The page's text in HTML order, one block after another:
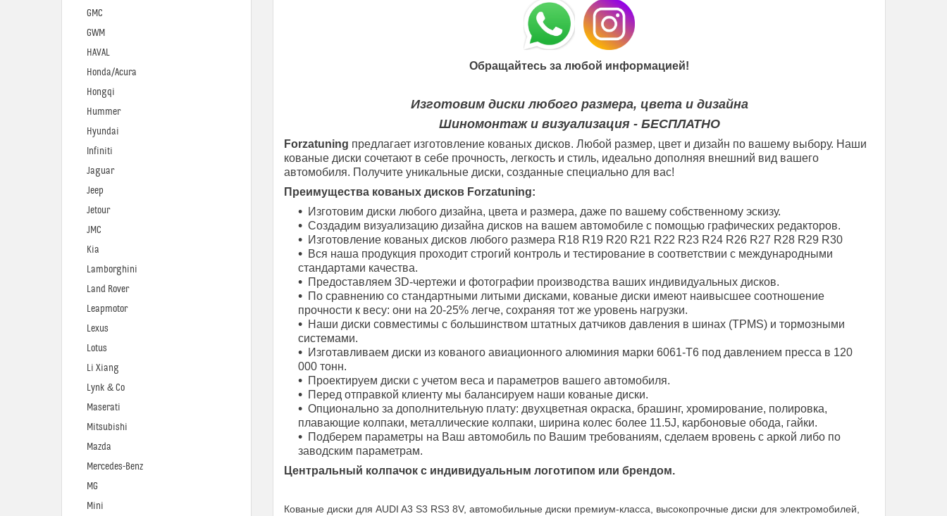
Обращайтесь за любой информацией!
Изготовим диски любого размера, цвета и дизайна
Шиномонтаж и визуализация - БЕСПЛАТНО
Forzatuning предлагает изготовление кованых дисков. Любой размер, цвет и дизайн по вашему выбору. Наши
кованые диски сочетают в себе прочность, легкость и стиль, идеально дополняя внешний вид вашего
автомобиля. Получите уникальные диски, созданные специально для вас!
Преимущества кованых дисков Forzatuning:
Изготовим диски любого дизайна, цвета и размера, даже по вашему собственному эскизу.
Создадим визуализацию дизайна дисков на вашем автомобиле с помощью графических редакторов.
Изготовление кованых дисков любого размера R18 R19 R20 R21 R22 R23 R24 R26 R27 R28 R29 R30
Вся наша продукция проходит строгий контроль и тестирование в соответствии с международными
стандартами качества.
Предоставляем 3D-чертежи и фотографии производства ваших индивидуальных дисков.
По сравнению со стандартными литыми дисками, кованые диски имеют наивысшее соотношение
прочности к весу: они на 20-25% легче, сохраняя тот же уровень нагрузки.
Наши диски совместимы с большинством штатных датчиков давления в шинах (TPMS) и тормозными
системами.
Изготавливаем диски из кованого авиационного алюминия марки 6061-T6 под давлением пресса в 120
000 тонн.
Проектируем диски с учетом веса и параметров вашего автомобиля.
Перед отправкой клиенту мы балансируем наши кованые диски.
Опционально за дополнительную плату: двухцветная окраска, брашинг, хромирование, полировка,
плавающие колпаки, металлические колпаки, ширина колес более 11.5J, карбоновые обода, гайки.
Подберем параметры на Ваш автомобиль по Вашим требованиям, сделаем вровень с аркой либо по
заводским параметрам.
Центральный колпачок с индивидуальным логотипом или брендом.
Кованые диски для AUDI A3 S3 RS3 8V, автомобильные диски премиум-класса, высокопрочные диски для электромобилей,
GMC
GWM
HAVAL
Honda/Acura
Hongqi
Hummer
Hyundai
Infiniti
Jaguar
Jeep
Jetour
JMC
Kia
Lamborghini
Land Rover
Leapmotor
Lexus
Lotus
Li Xiang
Lynk & Co
Maserati
Mitsubishi
Mazda
Mercedes-Benz
MG
Mini